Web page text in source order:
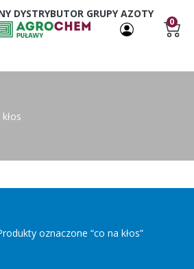
DYSTRYBUTOR GRUPY AZOTY
0
oznaczone “co na kłos”